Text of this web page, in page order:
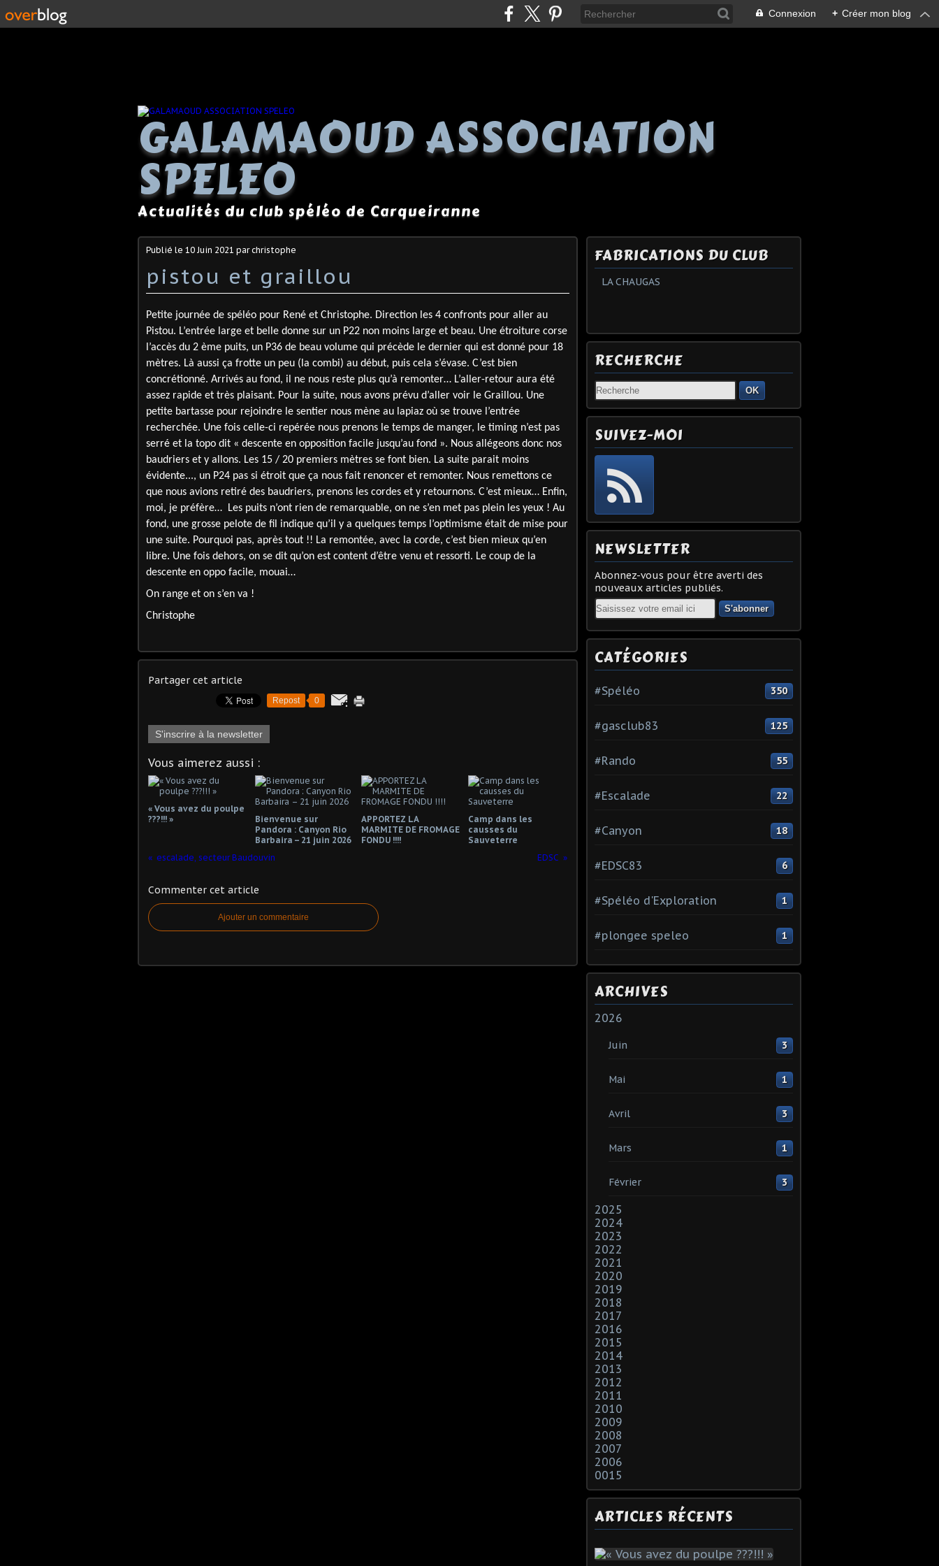
Connexion + Créer mon blog
GALAMAOUD ASSOCIATION
SPELEO
Actualités du club spéléo de Carqueiranne
Publié le 10 Juin 2021 par christophe
pistou et graillou
Petite journée de spéléo pour René et Christophe. Direction les 4 confronts pour aller au
Pistou. L’entrée large et belle donne sur un P22 non moins large et beau. Une étroiture corse
l’accès du 2 ème puits, un P36 de beau volume qui précède le dernier qui est donné pour 18
mètres. Là aussi ça frotte un peu (la combi) au début, puis cela s’évase. C’est bien
concrétionné. Arrivés au fond, il ne nous reste plus qu’à remonter… L’aller-retour aura été
assez rapide et très plaisant. Pour la suite, nous avons prévu d’aller voir le Graillou. Une
petite bartasse pour rejoindre le sentier nous mène au lapiaz où se trouve l’entrée
recherchée. Une fois celle-ci repérée nous prenons le temps de manger, le timing n’est pas
serré et la topo dit « descente en opposition facile jusqu’au fond ». Nous allégeons donc nos
baudriers et y allons. Les 15 / 20 premiers mètres se font bien. La suite parait moins
évidente..., un P24 pas si étroit que ça nous fait renoncer et remonter. Nous remettons ce
que nous avions retiré des baudriers, prenons les cordes et y retournons. C’est mieux… Enfin,
moi, je préfère… Les puits n’ont rien de remarquable, on ne s’en met pas plein les yeux ! Au
fond, une grosse pelote de fil indique qu’il y a quelques temps l’optimisme était de mise pour
une suite. Pourquoi pas, après tout !! La remontée, avec la corde, c’est bien mieux qu’en
libre. Une fois dehors, on se dit qu’on est content d’être venu et ressorti. Le coup de la
descente en oppo facile, mouai…
On range et on s’en va !
Christophe
Partager cet article
Repost 0
S'inscrire à la newsletter
Vous aimerez aussi :
« Vous avez du poulpe
???!!! »
Bienvenue sur
Pandora : Canyon Rio
Barbaira – 21 juin 2026
APPORTEZ LA
MARMITE DE FROMAGE
FONDU !!!!
Camp dans les
causses du
Sauveterre
escalade, secteur Baudouvin
EDSC
Commenter cet article
Ajouter un commentaire
FABRICATIONS DU CLUB
LA CHAUGAS
RECHERCHE
OK
SUIVEZ-MOI
NEWSLETTER
Abonnez-vous pour être averti des
nouveaux articles publiés.
Email
CATÉGORIES
#Spéléo 350
#gasclub83 125
#Rando 55
#Escalade 22
#Canyon 18
#EDSC83 6
#Spéléo d'Exploration 1
#plongee speleo 1
ARCHIVES
2026
Juin 3
Mai 1
Avril 3
Mars 1
Février 3
2025
2024
2023
2022
2021
2020
2019
2018
2017
2016
2015
2014
2013
2012
2011
2010
2009
2008
2007
2006
0015
ARTICLES RÉCENTS